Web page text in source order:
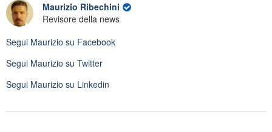
Maurizio Ribechini
Revisore della news
Segui Maurizio su Facebook
Segui Maurizio su Twitter
Segui Maurizio su Linkedin